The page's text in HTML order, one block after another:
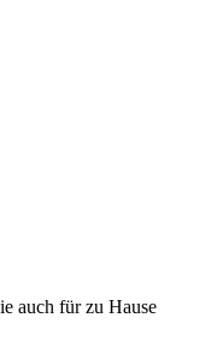
auch für zu Hause